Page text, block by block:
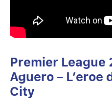
Premier League
Aguero –
City